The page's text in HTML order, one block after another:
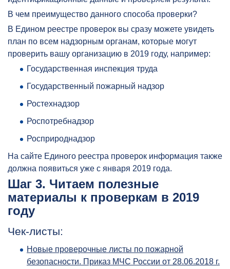
В чем преимущество данного способа проверки?
В Едином реестре проверок вы сразу можете увидеть
план по всем надзорным органам, которые могут
проверить вашу организацию в 2019 году, например:
Государственная инспекция труда
Государственный пожарный надзор
Ростехнадзор
Роспотребнадзор
Росприроднадзор
На сайте Единого реестра проверок информация также
должна появиться уже с января 2019 года.
Шаг 3. Читаем полезные
материалы к проверкам в 2019
году
Чек-листы:
Новые проверочные листы по пожарной
безопасности. Приказ МЧС России от 28.06.2018 г.